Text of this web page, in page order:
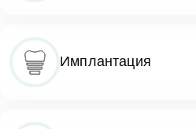
Имплантация